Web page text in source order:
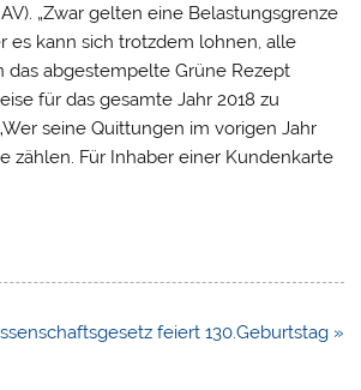
„Zwar gelten eine Belastungsgrenze
es kann sich trotzdem lohnen, alle
das abgestempelte Grüne Rezept
für das gesamte Jahr 2018 zu
seine Quittungen im vorigen Jahr
Für Inhaber einer Kundenkarte
feiert 130.Geburtstag »